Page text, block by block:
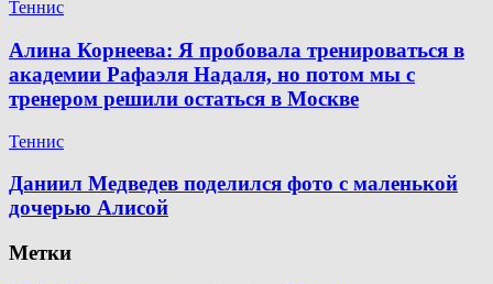
Теннис
Алина Корнеева: Я пробовала тренироваться в
академии Рафаэля Надаля, но потом мы с
тренером решили остаться в Москве
Теннис
Даниил Медведев поделился фото с маленькой
дочерью Алисой
Метки